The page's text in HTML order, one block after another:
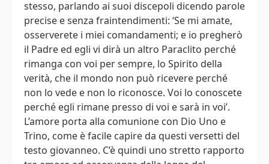
stesso, parlando ai suoi discepoli dicendo parole
precise e senza fraintendimenti: ‘Se mi amate,
osserverete i miei comandamenti; e io pregherò
il Padre ed egli vi dirà un altro Paraclito perché
rimanga con voi per sempre, lo Spirito della
verità, che il mondo non può ricevere perché
non lo vede e non lo riconosce. Voi lo conoscete
perché egli rimane presso di voi e sarà in voi’.
L’amore porta alla comunione con Dio Uno e
Trino, come è facile capire da questi versetti del
testo giovanneo. C’è quindi uno stretto rapporto